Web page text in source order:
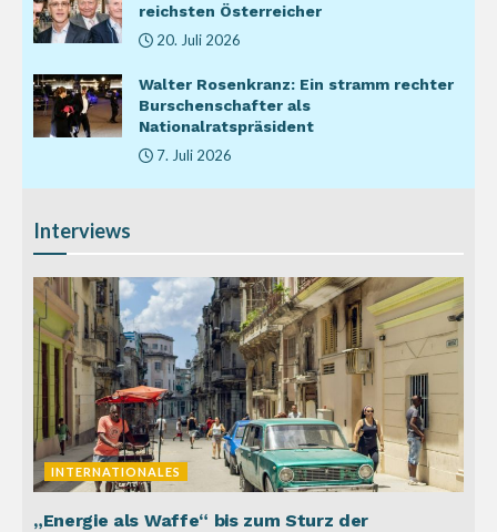
reichsten Österreicher
20. Juli 2026
Walter Rosenkranz: Ein stramm rechter
Burschenschafter als
Nationalratspräsident
7. Juli 2026
Interviews
INTERNATIONALES
„Energie als Waffe“ bis zum Sturz der